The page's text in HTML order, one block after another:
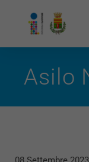
Asilo